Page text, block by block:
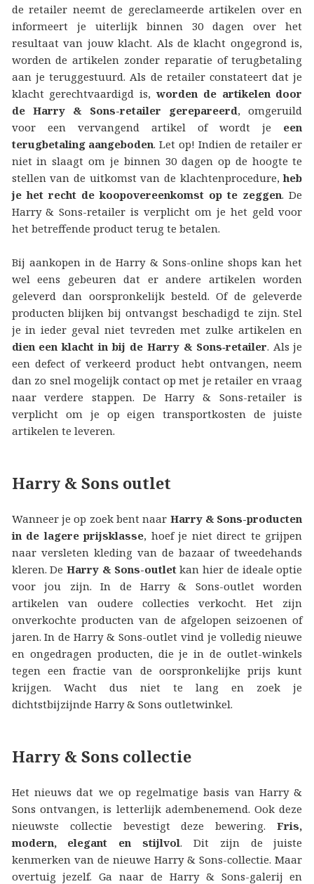
de retailer neemt de gereclameerde artikelen over en
informeert je uiterlijk binnen 30 dagen over het
resultaat van jouw klacht. Als de klacht ongegrond is,
worden de artikelen zonder reparatie of terugbetaling
aan je teruggestuurd. Als de retailer constateert dat je
klacht gerechtvaardigd is, worden de artikelen door
de Harry & Sons-retailer gerepareerd, omgeruild
voor een vervangend artikel of wordt je een
terugbetaling aangeboden. Let op! Indien de retailer er
niet in slaagt om je binnen 30 dagen op de hoogte te
stellen van de uitkomst van de klachtenprocedure,heb
je het recht de koopovereenkomst op te zeggen. De
Harry & Sons-retailer is verplicht om je het geld voor
het betreffende product terug te betalen.
Bij aankopen in de Harry & Sons-online shops kan het
wel eens gebeuren dat er andere artikelen worden
geleverd dan oorspronkelijk besteld. Of de geleverde
producten blijken bij ontvangst beschadigd te zijn. Stel
je in ieder geval niet tevreden met zulke artikelen en
dien een klacht in bij de Harry & Sons‑retailer. Als je
een defect of verkeerd product hebt ontvangen, neem
dan zo snel mogelijk contact op met je retailer en vraag
naar verdere stappen. De Harry & Sons-retailer is
verplicht om je op eigen transportkosten de juiste
artikelen te leveren.
Harry & Sons outlet
Wanneer je op zoek bent naar Harry & Sons-producten
in de lagere prijsklasse, hoef je niet direct te grijpen
naar versleten kleding van de bazaar of tweedehands
kleren. DeHarry & Sons-outletkan hier de ideale optie
voor jou zijn. In de Harry & Sons-outlet worden
artikelen van oudere collecties verkocht. Het zijn
onverkochte producten van de afgelopen seizoenen of
jaren. In de Harry & Sons-outlet vind je volledig nieuwe
en ongedragen producten, die je in de outlet-winkels
tegen een fractie van de oorspronkelijke prijs kunt
krijgen. Wacht dus niet te lang en zoek je
dichtstbijzijnde Harry & Sons outletwinkel.
Harry & Sons collectie
Het nieuws dat we op regelmatige basis van Harry &
Sons ontvangen, is letterlijk adembenemend. Ook deze
nieuwste collectie bevestigt deze bewering.Fris,
modern, elegant en stijlvol. Dit zijn de juiste
kenmerken van de nieuwe Harry & Sons-collectie. Maar
overtuig jezelf. Ga naar de Harry & Sons-galerij en